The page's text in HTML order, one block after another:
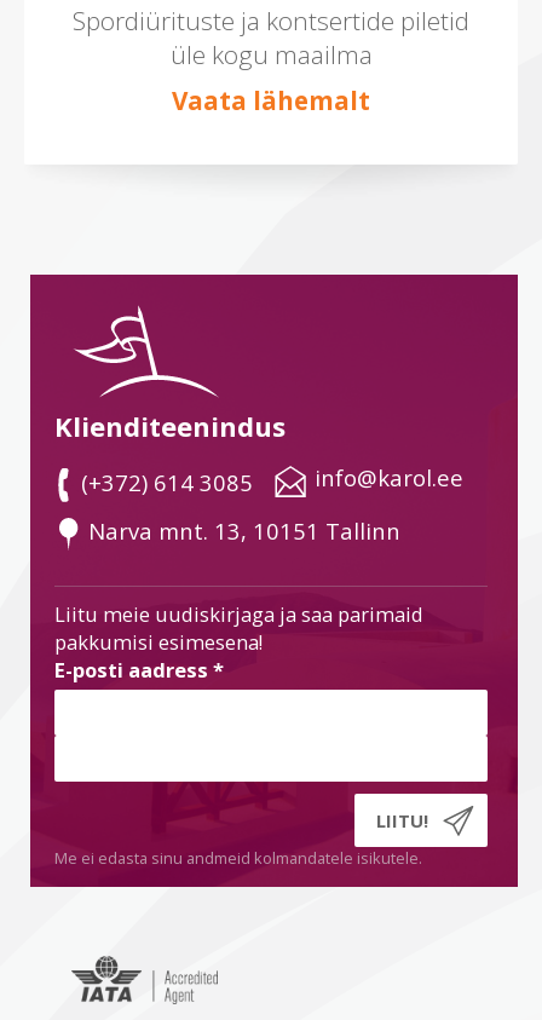
Spordiürituste ja kontsertide piletid
üle kogu maailma
Vaata lähemalt
Klienditeenindus
(+372) 614 3085
info@karol.ee
Narva mnt. 13, 10151 Tallinn
Liitu meie uudiskirjaga ja saa parimaid
pakkumisi esimesena!
E-posti aadress *
Me ei edasta sinu andmeid kolmandatele isikutele.